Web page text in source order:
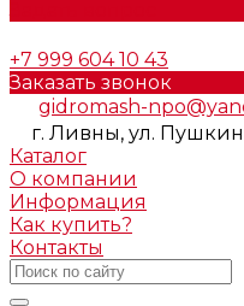
+7 999 604 10 43
Заказать звонок
gidromash-
г. Ливны, ул.
Каталог
О компании
Информация
Как купить?
Контакты